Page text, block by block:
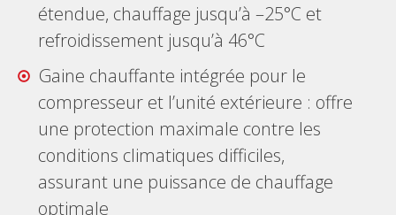
étendue, chauffage jusqu’à –25°C et
refroidissement jusqu’à 46°C
Gaine chauffante intégrée pour le
compresseur et l’unité extérieure : offre
une protection maximale contre les
conditions climatiques difficiles,
assurant une puissance de chauffage
optimale